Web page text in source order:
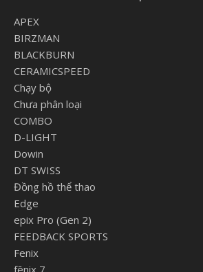
APEX
BIRZMAN
BLACKBURN
CERAMICSPEED
Chạy bộ
Chưa phân loại
COMBO
D-LIGHT
Dowin
DT SWISS
Đồng hồ thể thao
Edge
epix Pro (Gen 2)
FEEDBACK SPORTS
Fenix